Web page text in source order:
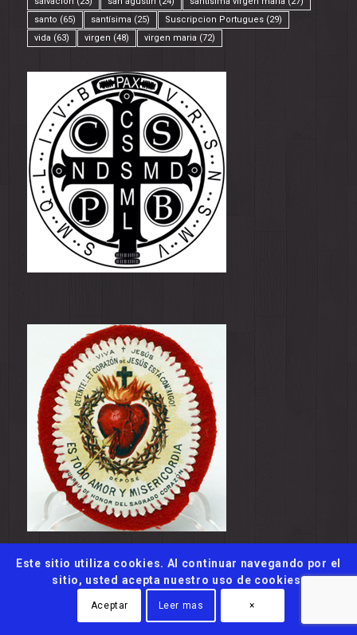
santo (65) santísima (25) Suscripcion Portugues(29)
vida (63) virgen (48) virgen maria (72)
© Copyright 2015-2025 - eBooks Católicos
Este sitio utiliza cookies. Al continuar navegando por el
sitio, usted acepta nuestro uso de cookies.
Aceptar Leer mas ×